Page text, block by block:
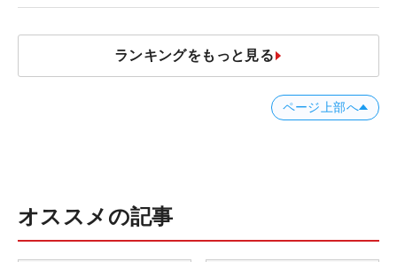
ランキングをもっと見る
ページ上部へ
オススメの記事